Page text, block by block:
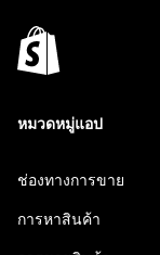
หมวดหมู่แอป
ช่องทางการขาย
การหาสินค้า